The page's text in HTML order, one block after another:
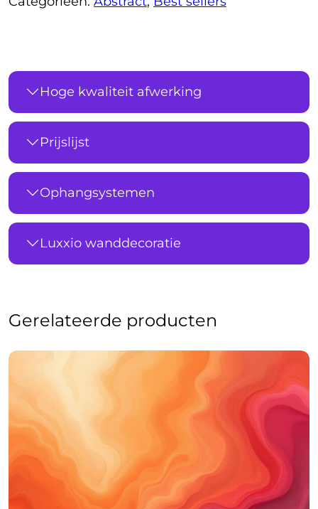
Hoge kwaliteit afwerking
Prijslijst
Ophangsystemen
Luxxio wanddecoratie
Gerelateerde producten